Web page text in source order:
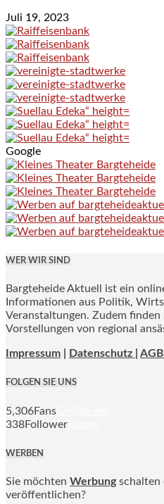
Juli 19, 2023
Google
WER WIR SIND
Bargteheide Aktuell ist ein
Informationen aus Politik,
Veranstaltungen. Zudem finden
Vorstellungen von regional
Impressum Datenschutz | AGB
FOLGEN SIE UNS
5,306Fans
338Follower
WERBEN
Sie möchten Werbung schalten
veröffentlichen?